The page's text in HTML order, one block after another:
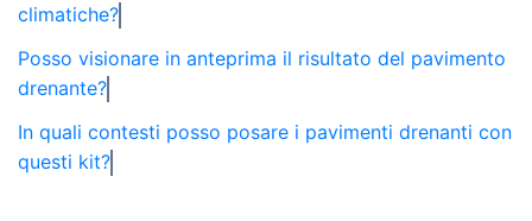
climatiche?
Posso visionare in anteprima il risultato del pavimento
drenante?
In quali contesti posso posare i pavimenti drenanti con
questi kit?